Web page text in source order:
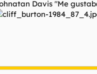
Davis "Me